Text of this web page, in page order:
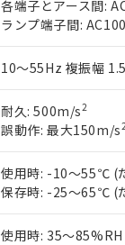
各端子とアース間:
ランプ端子間:
10～55Hz 複振幅
耐久: 500m/s2
誤動作: 最大150m/s
使用時: -10～55℃ (
保存時: -25～65℃ (
使用時: 35～85%RH
す。
マイパー
お客様が当
が、当社の
さい。
※当社の共
いる法人を
※3 非含有証
下記の非含有証
EU RoHS指令（
51物質の非含有
※本証明書は発行
また、RoHS指
混在することか
「ｅ」：有害物
「10」：通常の
味します。
「－」：未確認
－
在庫な
機器販
空
白
受注生